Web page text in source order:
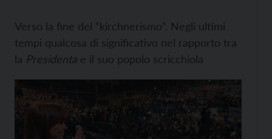
Verso la fine del “kirchnerismo”. Negli ultimi
tempi qualcosa di significativo nel rapporto tra
la Presidenta e il suo popolo scricchiola